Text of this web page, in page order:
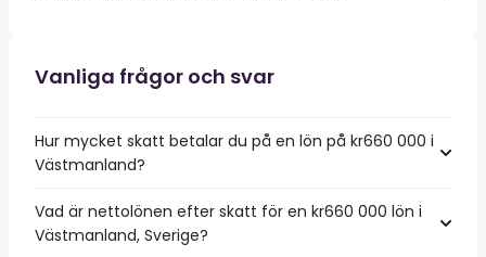
Vanliga frågor och svar
Hur mycket skatt betalar du på en lön på kr660 000 i
Västmanland?
Vad är nettolönen efter skatt för en kr660 000 lön i
Västmanland, Sverige?